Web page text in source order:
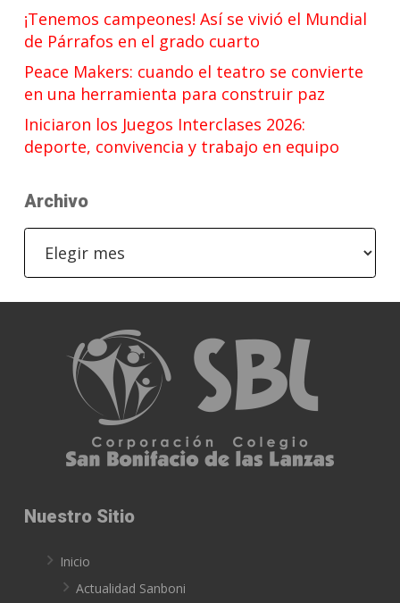
¡Tenemos campeones! Así se vivió el Mundial
de Párrafos en el grado cuarto
Peace Makers: cuando el teatro se convierte
en una herramienta para construir paz
Iniciaron los Juegos Interclases 2026:
deporte, convivencia y trabajo en equipo
Archivo
Nuestro Sitio
Inicio
Actualidad Sanboni